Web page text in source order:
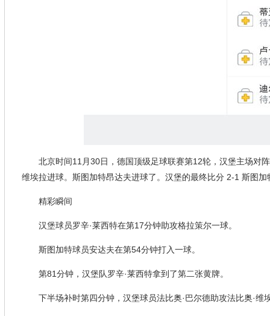
北京时间11月30日，德国顶级足球联赛第12轮，汉堡主场对
维埃拉进球。斯图加特昂达夫进球了。汉堡的最终比分 2-1 斯图加
精彩瞬间
汉堡球员罗辛·莱西特在第17分钟助攻格拉策尔一球。
斯图加特球员安达夫在第54分钟打入一球。
第81分钟，汉堡队罗辛·莱西特拿到了第二张黄牌。
下半场补时第四分钟，汉堡球员法比奥·巴尔德助攻法比奥·维